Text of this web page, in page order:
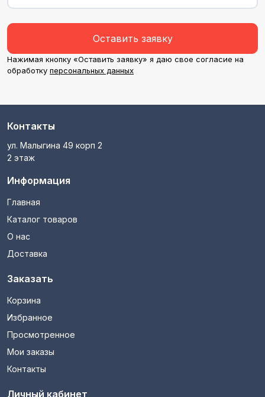
Оставить заявку
Нажимая кнопку «Оставить заявку» я даю свое согласие на
обработку персональных данных
Контакты
ул. Малыгина 49 корп 2
2 этаж
Информация
Главная
Каталог товаров
О нас
Доставка
Заказать
Корзина
Избранное
Просмотренное
Мои заказы
Контакты
Личный кабинет